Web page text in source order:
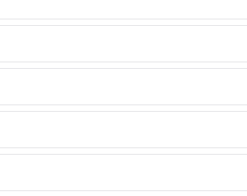
به اضافه کردن مجدد آب کار کند. با این حال، مدت دقیق